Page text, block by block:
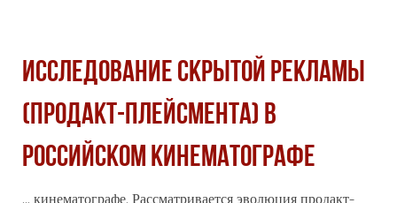
ИССЛЕДОВАНИЕ СКРЫТОЙ РЕКЛАМЫ
(ПРОДАКТ-ПЛЕЙСМЕНТА) В
РОССИЙСКОМ КИНЕМАТОГРАФЕ